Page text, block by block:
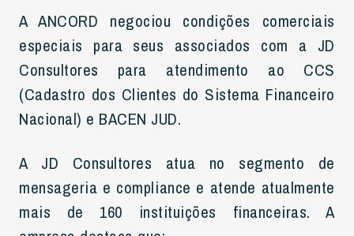
A ANCORD negociou condições comerciais
especiais para seus associados com a JD
Consultores para atendimento ao CCS
(Cadastro dos Clientes do Sistema Financeiro
Nacional) e BACEN JUD.
A JD Consultores atua no segmento de
mensageria e compliance e atende atualmente
mais de 160 instituições financeiras. A